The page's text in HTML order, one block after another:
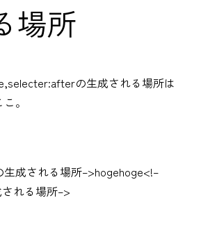
場所
の生成される場所は
。
成される場所–>hogehoge<!–
れる場所–>